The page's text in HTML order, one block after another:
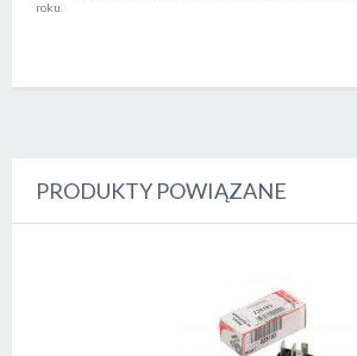
roku.
PRODUKTY POWIĄZANE